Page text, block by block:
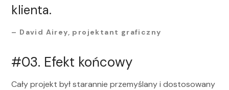
klienta.
– David Airey, projektant graficzny
#03. Efekt końcowy
Cały projekt był starannie przemyślany i dostosowany